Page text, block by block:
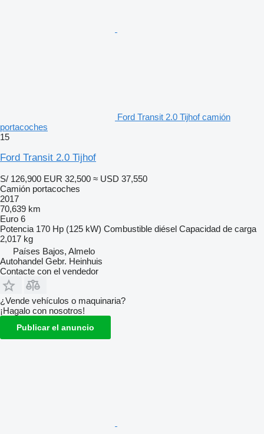
Ford Transit 2.0 Tijhof camión
portacoches
15
Ford Transit 2.0 Tijhof
S/ 126,900 EUR 32,500 ≈ USD 37,550
Camión portacoches
2017
70,639 km
Euro 6
Potencia 170 Hp (125 kW) Combustible diésel Capacidad de carga
2,017 kg
Países Bajos, Almelo
Autohandel Gebr. Heinhuis
Contacte con el vendedor
¿Vende vehículos o maquinaria?
¡Hagalo con nosotros!
Publicar el anuncio